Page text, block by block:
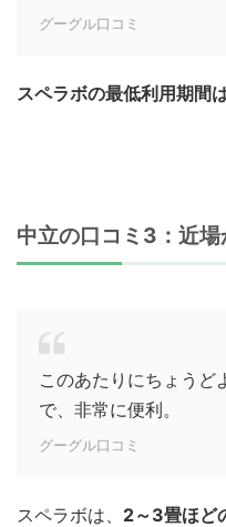
グーグル口コミ
スペラボの最低利用期間
中立の口コミ3：近場
このあたりにちょうど
で、非常に便利。
グーグル口コミ
スペラボは、 2～3畳ほど